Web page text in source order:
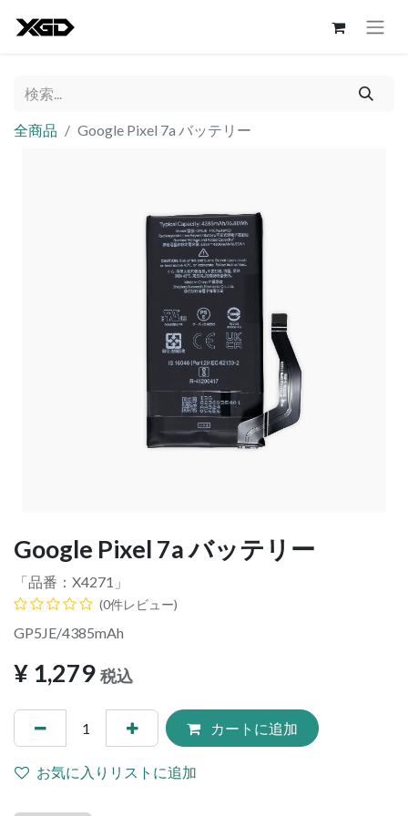
全商品 Google Pixel 7a バッテリー
Google Pixel 7a バッテリー
「品番： X4271 」
(0件レビュー)
GP5JE/4385mAh
¥ 1,279 税込
カートに追加
お気に入りリストに追加